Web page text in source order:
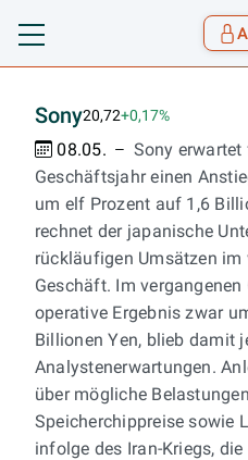
Toggle navigation
Sony20,72+0,17%
08.05.
Sony
Geschäftsjahr einen
um elf Prozent auf 1,6
rechnet der japanische
rückläufigen Umsätzen
Geschäft. Im
operative Ergebnis zwar
Billionen Yen, blieb damit
Analystenerwartungen.
über mögliche
Speicherchippreise sowie
infolge des Iran-Kriegs,